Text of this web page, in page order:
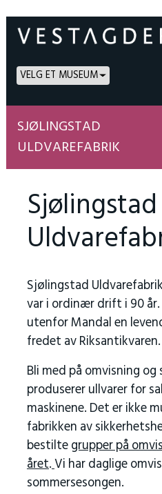
VELG ET MUSEUM
SJØLINGSTAD
ULDVAREFABRIK
Sjølingstad
Sjølingstad
var i ordinær drift i 90
utenfor Mandal en
fredet av Riksantikvaren.
Bli med på omvisning
produserer ullvarer for
maskinene. Det er ikke
fabrikken av
bestiltegrupper på
året.Vi har daglige
sommersesongen.